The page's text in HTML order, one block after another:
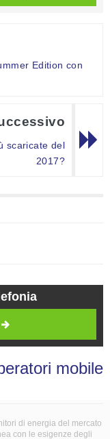
Edition con
scaricate del
2017?
mobile
di energia del mercato
con le esigenze degli